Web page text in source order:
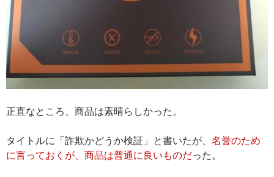
正直なところ、商品は素晴らしかった。
タイトルに「詐欺かどうか検証」と書いたが、 名誉のため
に言っておくが、商品は普通に良いものだった。